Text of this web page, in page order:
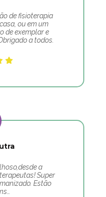
de fisioterapia
ou em um
de exemplar e
a todos.
a
Super
Estão